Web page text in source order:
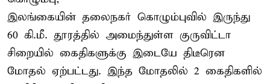
இலங்கையின் தலைநகர் கொழும்புவில் இருந்து
60 கி.மீ. தூரத்தில் அமைந்துள்ள குருவிட்டா
சிறையில் கைதிகளுக்கு இடையே திடீரென
மோதல் ஏற்பட்டது. இந்த மோதலில் 2 கைதிகளில்